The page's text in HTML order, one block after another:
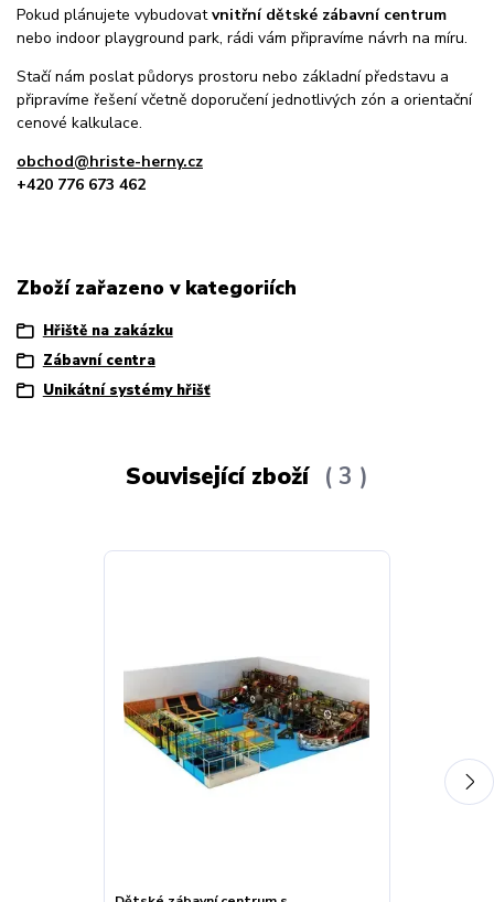
Pokud plánujete vybudovatvnitřní dětské zábavní centrum
nebo indoor playground park, rádi vám připravíme návrh na míru.
Stačí nám poslat půdorys prostoru nebo základní představu a
připravíme řešení včetně doporučení jednotlivých zón a orientační
cenové kalkulace.
obchod@hriste-herny.cz
+420 776 673 462
Zboží zařazeno v kategoriích
Hřiště na zakázku
Zábavní centra
Unikátní systémy hřišť
Související zboží 3